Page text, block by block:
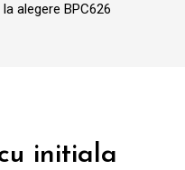
alegere BPC626
initiala